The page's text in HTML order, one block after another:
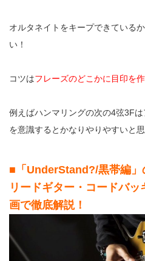
オルタネイトをキープできている
い！
コツはフレーズのどこかに目印を
例えばハンマリングの次の4弦3F
を意識するとかなりやりやすいと思
■「UnderStand?/黒帯編」
リードギター・コードバ
画で徹底解説！